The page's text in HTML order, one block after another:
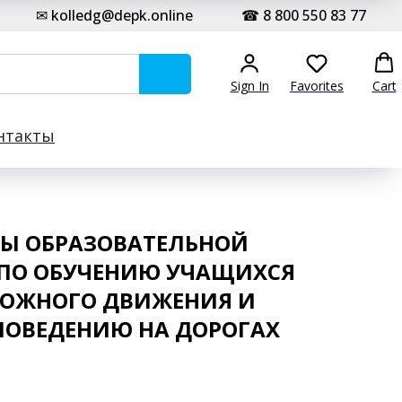
✉ kolledg@depk.online ☎ 8 800 550 83 77
Sign In Favorites Cart
ОБРАЗОВАТЕЛЬНОЙ
ОБУЧЕНИЮ УЧАЩИХСЯ
ДВИЖЕНИЯ И
НА ДОРОГАХ